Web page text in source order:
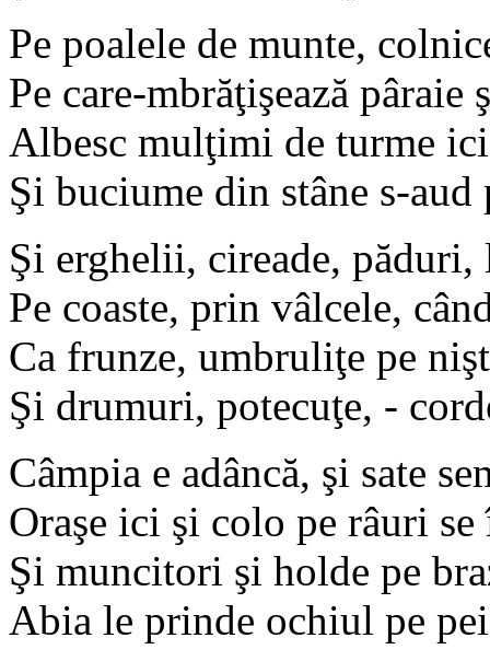
Pe poalele de munte,
Pe care-mbrăţişează pâraie
Albesc mulţimi de turme
Şi buciume din stâne s-
Şi erghelii, cireade,
Pe coaste, prin vâlcele,
Ca frunze, umbruliţe pe
Şi drumuri, potecuţe, -
Câmpia e adâncă, şi sate
Oraşe ici şi colo pe râuri
Şi muncitori şi holde pe
Abia le prinde ochiul pe